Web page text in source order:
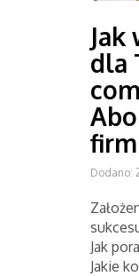
Jak
dla
firm
Dodano:
Jak
Jakie